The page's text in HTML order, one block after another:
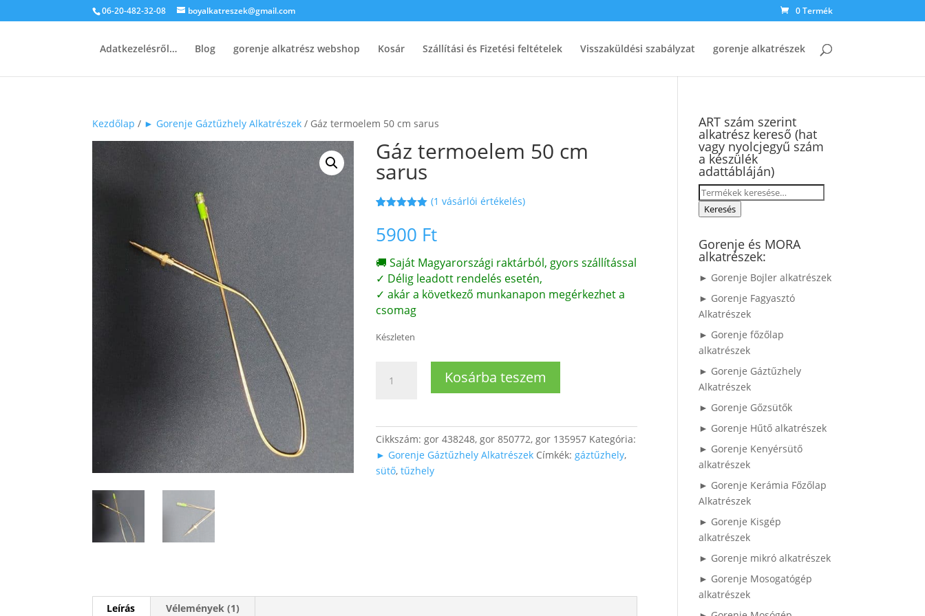
06-20-482-32-08 boyalkatreszek@gmail.com 0 Termék
Adatkezelésről… Blog gorenje alkatrész webshop Kosár Szállítási és Fizetési feltételek Visszaküldési szabályzat gorenje alkatrészek
Kezdőlap / ► Gorenje Gáztűzhely Alkatrészek / Gáz termoelem 50 cm sarus
Gáz termoelem 50 cm
sarus
ből,
(1 vásárlói értékelés)
5900 Ft
🚚 Saját Magyarországi raktárból, gyors szállítással
✓ Délig leadott rendelés esetén,
✓ akár a következő munkanapon megérkezhet a
csomag
Készleten
termoelem
mennyiség
Kosárba teszem
Cikkszám: gor 438248, gor 850772, gor 135957 Kategória:
► Gorenje Gáztűzhely Alkatrészek Címkék: gáztűzhely,
sütő,tűzhely
Leírás Vélemények (1)
ART szám szerint
alkatrész kereső (hat
vagy nyolcjegyű szám
a készülék
adattábláján)
Keresés
a Keresés
Gorenje és MORA
alkatrészek:
► Gorenje Bojler alkatrészek
► Gorenje Fagyasztó
Alkatrészek
► Gorenje főzőlap
alkatrészek
► Gorenje Gáztűzhely
Alkatrészek
► Gorenje Gőzsütők
► Gorenje Hűtő alkatrészek
► Gorenje Kenyérsütő
alkatrészek
► Gorenje Kerámia Főzőlap
Alkatrészek
► Gorenje Kisgép
alkatrészek
► Gorenje mikró alkatrészek
► Gorenje Mosogatógép
alkatrészek